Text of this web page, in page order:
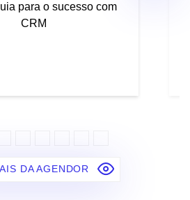
para o sucesso com
CRM
DA AGENDOR